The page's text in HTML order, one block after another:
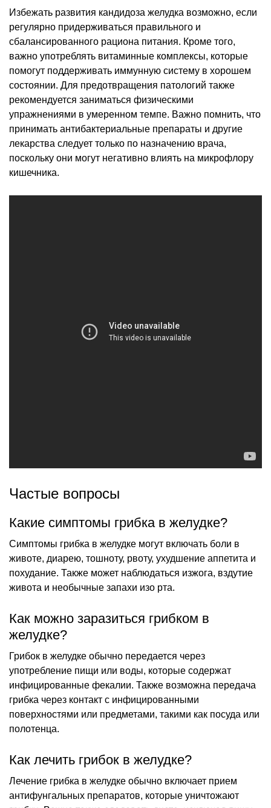
Избежать развития кандидоза желудка возможно, если
регулярно придерживаться правильного и
сбалансированного рациона питания. Кроме того,
важно употреблять витаминные комплексы, которые
помогут поддерживать иммунную систему в хорошем
состоянии. Для предотвращения патологий также
рекомендуется заниматься физическими
упражнениями в умеренном темпе. Важно помнить, что
принимать антибактериальные препараты и другие
лекарства следует только по назначению врача,
поскольку они могут негативно влиять на микрофлору
кишечника.
Частые вопросы
Какие симптомы грибка в желудке?
Симптомы грибка в желудке могут включать боли в
животе, диарею, тошноту, рвоту, ухудшение аппетита и
похудание. Также может наблюдаться изжога, вздутие
живота и необычные запахи изо рта.
Как можно заразиться грибком в
желудке?
Грибок в желудке обычно передается через
употребление пищи или воды, которые содержат
инфицированные фекалии. Также возможна передача
грибка через контакт с инфицированными
поверхностями или предметами, такими как посуда или
полотенца.
Как лечить грибок в желудке?
Лечение грибка в желудке обычно включает прием
антифунгальных препаратов, которые уничтожают